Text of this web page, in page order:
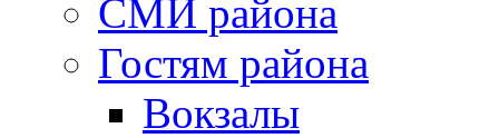
СМИ района
Гостям района
Вокзалы